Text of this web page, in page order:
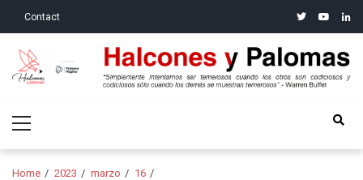
Contact twitteryoutube
Halcones y Palomas
Menu
Home 2023 marzo
16